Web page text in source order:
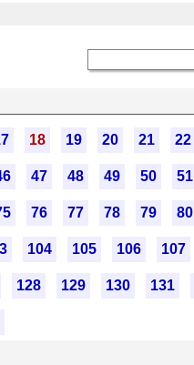
18 19 20 21 22
47 48 49 50 51
76 77 78 79 80
104 105 106 107
128 129 130 131